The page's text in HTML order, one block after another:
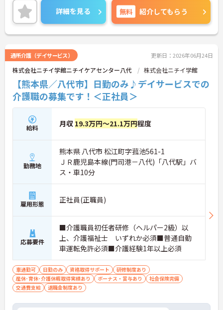
ご興味のある方には、面接対策ポイントなど、さら
に詳細をご案内しますのでお気軽にご相談くださ
い！
詳細を見る 無料 紹介してもらう
通所介護（デイサービス） 更新日：2026年06月24日
株式会社ニチイ学館ニチイケアセンター八代 株式会社ニチイ学館
【熊本県／八代市】日勤のみ♪デイサービスでの
介護職の募集です！＜正社員＞
給料 月収 19.3万円～21.1万円程度
勤務地
熊本県 八代市 松江町字菰池561-1
ＪＲ鹿児島本線(門司港－八代)「八代駅」バ
ス・車10分
雇用形態 正社員(正職員)
応募要件
■介護職員初任者研修（ヘルパー2級）以
上、介護福祉士 いずれか必須■普通自動
車運転免許必須■介護経験1年以上必須
車通勤可 日勤のみ 資格取得サポート
研修制度あり
産休･育休･介護休暇取得実績あり
ボーナス・賞与あり
社会保険完備
交通費支給
退職金制度あり